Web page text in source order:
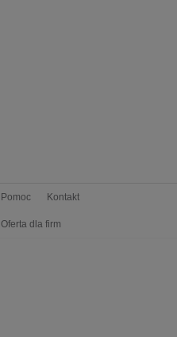
Pomoc Kontakt
Oferta dla firm